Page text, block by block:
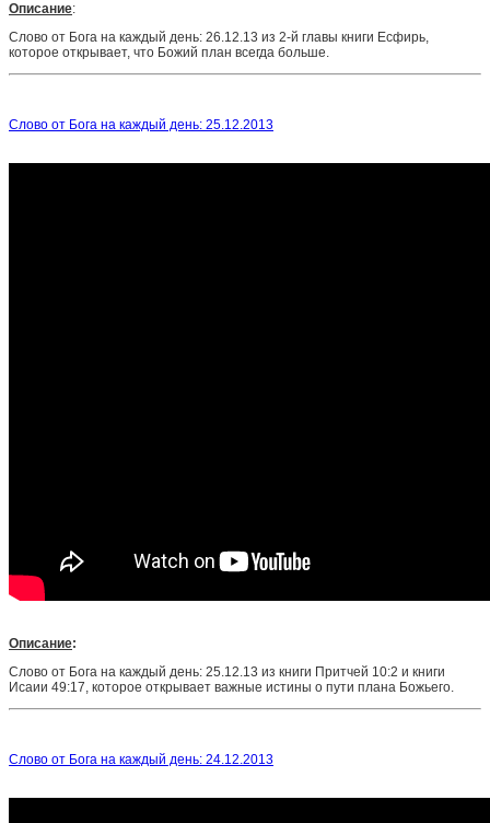
Описание:
Слово от Бога на каждый день: 26.12.13 из 2-й главы книги Есфирь,
которое открывает, что Божий план всегда больше.
Слово от Бога на каждый день: 25.12.2013
Описание:
Слово от Бога на каждый день: 25.12.13 из книги Притчей 10:2 и книги
Исаии 49:17, которое открывает важные истины о пути плана Божьего.
Слово от Бога на каждый день: 24.12.2013